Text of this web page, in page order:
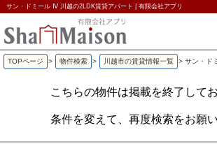
サン・ドミール Ⅳ 川越の2LDK賃貸アパート | 有限会社アプリ
TOPページ > 物件検索 > 川越市の賃貸情報一覧 > サン・ド
こちらの物件は掲載を終了してお
条件を変えて、再度検索をお願い